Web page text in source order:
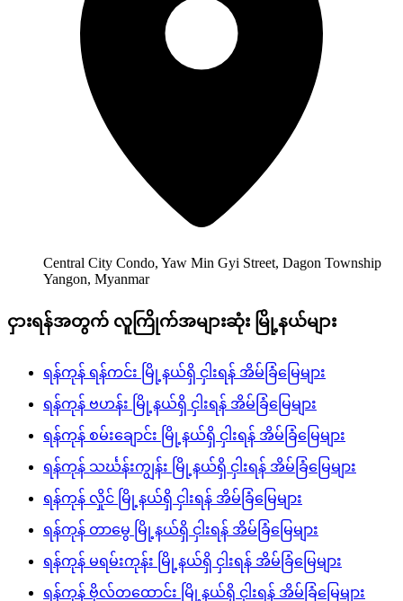
Central City Condo, Yaw Min Gyi Street, Dagon Township
Yangon, Myanmar
ငှားရန်အတွက် လူကြိုက်အများဆုံး မြို့နယ်များ
ရန်ကုန် ရန်ကင်း မြို့နယ်ရှိ ငှါးရန် အိမ်ခြံမြေများ
ရန်ကုန် ဗဟန်း မြို့နယ်ရှိ ငှါးရန် အိမ်ခြံမြေများ
ရန်ကုန် စမ်းချောင်း မြို့နယ်ရှိ ငှါးရန် အိမ်ခြံမြေများ
ရန်ကုန် သင်္ဃန်းကျွန်း မြို့နယ်ရှိ ငှါးရန် အိမ်ခြံမြေများ
ရန်ကုန် လှိုင် မြို့နယ်ရှိ ငှါးရန် အိမ်ခြံမြေများ
ရန်ကုန် တာမွေ မြို့နယ်ရှိ ငှါးရန် အိမ်ခြံမြေများ
ရန်ကုန် မရမ်းကုန်း မြို့နယ်ရှိ ငှါးရန် အိမ်ခြံမြေများ
ရန်ကုန် ဗိုလ်တထောင်း မြို့နယ်ရှိ ငှါးရန် အိမ်ခြံမြေများ